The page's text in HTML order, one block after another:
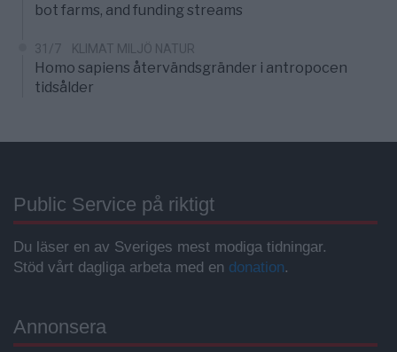
bot farms, and funding streams
31/7 KLIMAT MILJÖ NATUR
Homo sapiens återvändsgränder i antropocen
tidsålder
Public Service på riktigt
Du läser en av Sveriges mest modiga tidningar.
Stöd vårt dagliga arbeta med en donation.
Annonsera